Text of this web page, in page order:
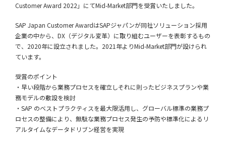
Customer Award 2022」にてMid-Market部門を受賞いたしました。
SAP Japan Customer AwardはSAPジャパンが同社ソリューション採用
企業の中から、DX（デジタル変革）に取り組むユーザーを表彰するもの
で、2020年に設立されました。2021年よりMid-Market部門が設けられ
ています。
受賞のポイント
・早い段階から業務プロセスを確立しそれに則ったビジネスプランや業
務モデルの敷設を検討
・SAP のベストプラクティスを最大限活用し、グローバル標準の業務プ
ロセスの整備により、無駄な業務プロセス発生の予防や標準化によるリ
アルタイムなデータドリブン経営を実現